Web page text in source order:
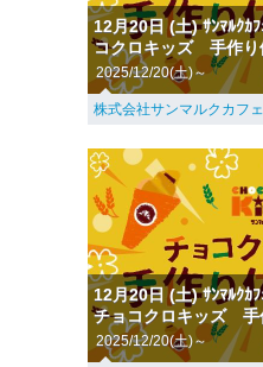
12月20日 (土) ｻﾝﾏﾙｸｶ
コクロキッズ 手作り
2025/12/20(土)～
株式会社サンマルクカフェ
12月20日 (土) ｻﾝﾏﾙｸｶ
チョコクロキッズ 手
2025/12/20(土)～